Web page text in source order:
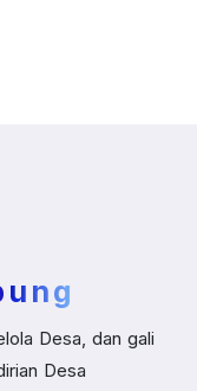
Desa, dan gali
Desa